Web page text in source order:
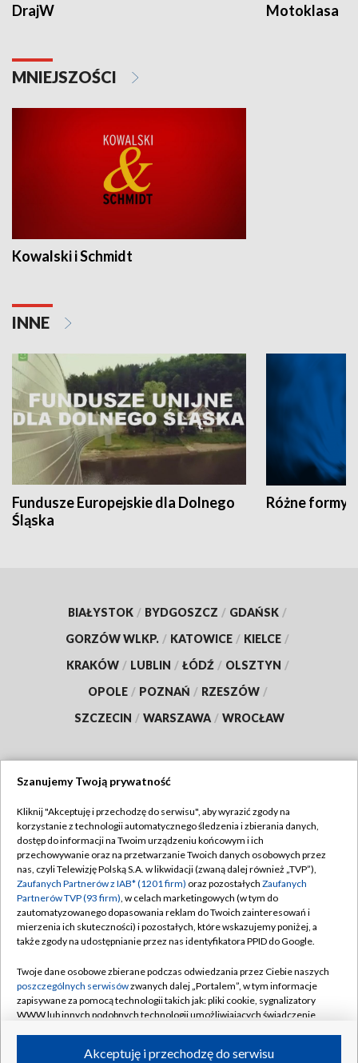
DrajW Motoklasa
MNIEJSZOŚCI
Kowalski i Schmidt
INNE
Fundusze Europejskie dla Dolnego
Śląska
Różne formy
BIAŁYSTOK / BYDGOSZCZ / GDAŃSK /
GORZÓW WLKP. / KATOWICE / KIELCE /
KRAKÓW / LUBLIN / ŁÓDŹ / OLSZTYN /
OPOLE / POZNAŃ / RZESZÓW /
SZCZECIN / WARSZAWA / WROCŁAW
TVP
Abonament TVP
Emisja w TVP
Centrum informacji TVP
Naziemna Telewizja Cyfrowa
Rada Programowa
System NOS
Informacje o nadawcy
Regulamin TVP
Polityka prywatności
Moje zgody
Pomoc
Kontakt
Kanały
Szanujemy Twoją prywatność
Kliknij "Akceptuję i przechodzę do serwisu", aby wyrazić zgody na
korzystanie z technologii automatycznego śledzenia i zbierania danych,
dostęp do informacji na Twoim urządzeniu końcowym i ich
przechowywanie oraz na przetwarzanie Twoich danych osobowych przez
nas, czyli Telewizję Polską S.A. w likwidacji (zwaną dalej również „TVP”),
Zaufanych Partnerów z IAB* (1201 firm) oraz pozostałych Zaufanych
Partnerów TVP (93 firm), w celach marketingowych (w tym do
zautomatyzowanego dopasowania reklam do Twoich zainteresowań i
mierzenia ich skuteczności) i pozostałych, które wskazujemy poniżej, a
także zgody na udostępnianie przez nas identyfikatora PPID do Google.
Twoje dane osobowe zbierane podczas odwiedzania przez Ciebie naszych
poszczególnych serwisówzwanych dalej „Portalem”, w tym informacje
zapisywane za pomocą technologii takich jak: pliki cookie, sygnalizatory
WWW lub innych podobnych technologii umożliwiających świadczenie
ruchu w Internecie.Akceptuję i przechodzę do serwisu